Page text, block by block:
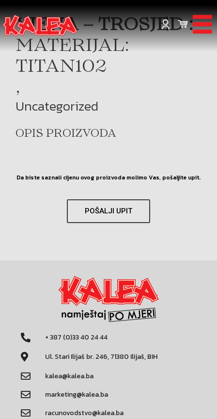
VIENA – TROSJED :
MATERIJAL:
TITAN102
,
Uncategorized
OPIS PROIZVODA
Da biste saznali cijenu ovog proizvoda molimo Vas, pošaljite upit.
POŠALJI UPIT
+ 387 (0)33 40 24 44
Ul. Stari Ilijaš br. 246, 71380 Ilijaš, BIH
kalea@kalea.ba
marketing@kalea.ba
racunovodstvo@kalea.ba